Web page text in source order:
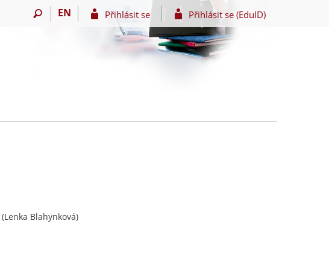
EN Přihlásit se Přihlásit se (EduID)
(Lenka Blahynková)